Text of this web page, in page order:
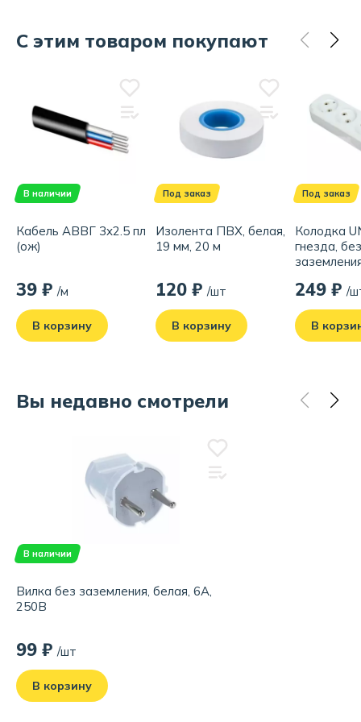
С этим товаром покупают
В наличии
Кабель АВВГ 3x2.5 пл
(ож)
39 ₽ /м
В корзину
Под заказ
Изолента ПВХ, белая,
19 мм, 20 м
120 ₽ /шт
В корзину
Под заказ
Колодка
гнезда,
249 ₽ /
В
Вы недавно смотрели
В наличии
Вилка без заземления, белая, 6А,
250В
99 ₽ /шт
В корзину